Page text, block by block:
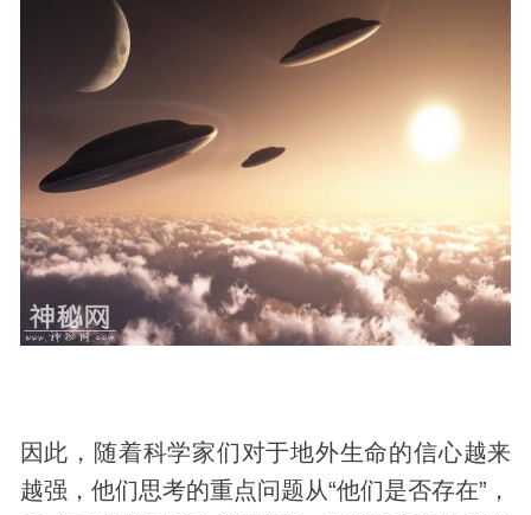
因此，随着科学家们对于地外生命的信心越来
越强，他们思考的重点问题从“他们是否存在”，